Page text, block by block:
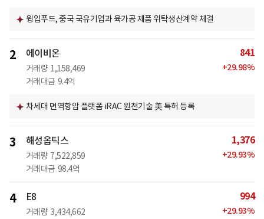
윙입푸드, 중국 국유기업과 육가공 제품 위탁생산계약 체결
2 에이비온
거래량 1,158,469
거래대금 9.4억
841
+29.98%
차세대 면역항암 플랫폼 iRAC 원천기술 美 특허 등록
3 해성옵틱스
거래량 7,522,859
거래대금 98.4억
1,376
+29.93%
4 E8
거래량 3,434,662
994
+29.93%